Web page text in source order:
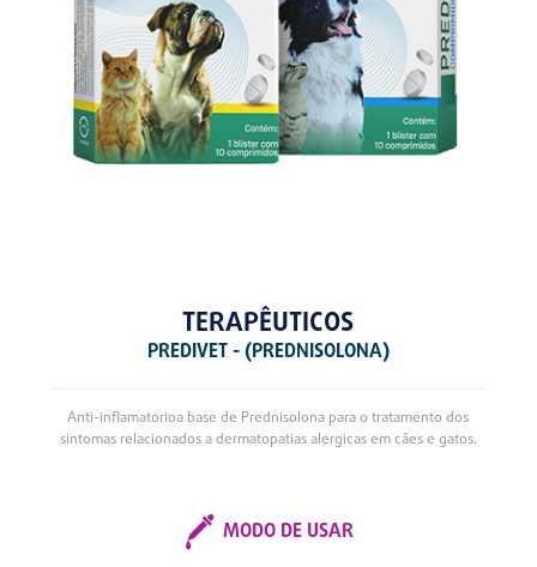
TERAPÊUTICOS
PREDIVET - (PREDNISOLONA)
Anti-inflamatórioa base de Prednisolona para o tratamento dos
sintomas relacionados a dermatopatias alérgicas em cães e gatos.
MODO DE USAR